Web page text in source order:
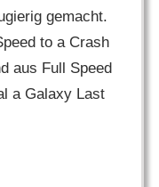
gemacht.
to a Crash
aus Full Speed
a Galaxy Last